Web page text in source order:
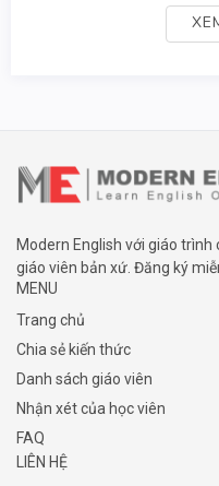
Modern English với giáo
giáo viên bản xứ. Đăng ký
MENU
Trang chủ
Chia sẻ kiến thức
Danh sách giáo viên
Nhận xét của học viên
FAQ
LIÊN HỆ